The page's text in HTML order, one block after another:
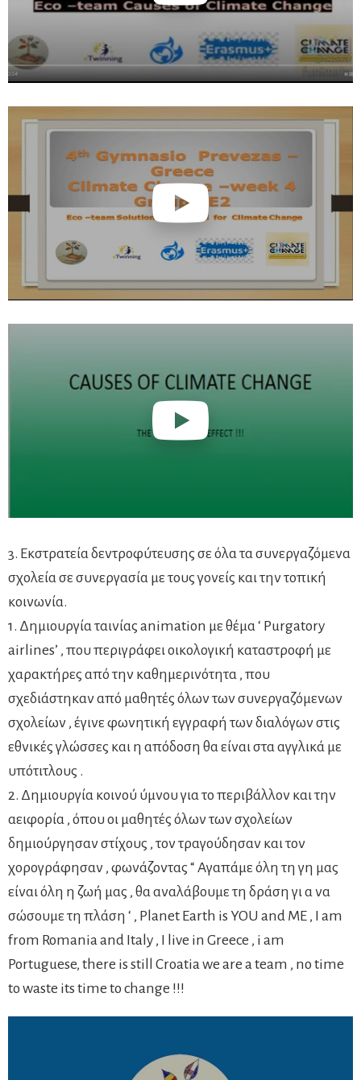
3. Εκστρατεία δεντροφύτευσης σε όλα τα συνεργαζόμενα
σχολεία σε συνεργασία με τους γονείς και την τοπική
κοινωνία.
1. Δημιουργία ταινίας animation με θέμα ‘ Purgatory
airlines’ , που περιγράφει οικολογική καταστροφή με
χαρακτήρες από την καθημερινότητα , που
σχεδιάστηκαν από μαθητές όλων των συνεργαζόμενων
σχολείων , έγινε φωνητική εγγραφή των διαλόγων στις
εθνικές γλώσσες και η απόδοση θα είναι στα αγγλικά με
υπότιτλους .
2. Δημιουργία κοινού ύμνου για το περιβάλλον και την
αειφορία , όπου οι μαθητές όλων των σχολείων
δημιούργησαν στίχους , τον τραγούδησαν και τον
χορογράφησαν , φωνάζοντας “ Αγαπάμε όλη τη γη μας
είναι όλη η ζωή μας , θα αναλάβουμε τη δράση γι α να
σώσουμε τη πλάση ‘ , Planet Earth is YOU and ME , I am
from Romania and Italy , I live in Greece , i am
Portuguese, there is still Croatia we are a team , no time
to waste its time to change !!!